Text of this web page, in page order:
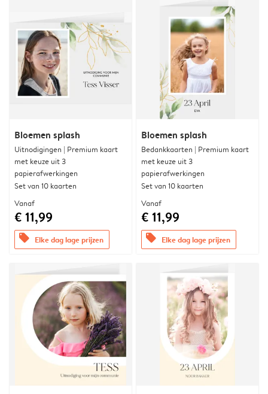
Bloemen splash
Uitnodigingen | Premium kaart
met keuze uit 3
papierafwerkingen
Set van 10 kaarten
Vanaf
€ 11,99
offers Elke dag lage prijzen
Bloemen splash
Bedankkaarten | Premium kaart
met keuze uit 3
papierafwerkingen
Set van 10 kaarten
Vanaf
€ 11,99
offers Elke dag lage prijzen